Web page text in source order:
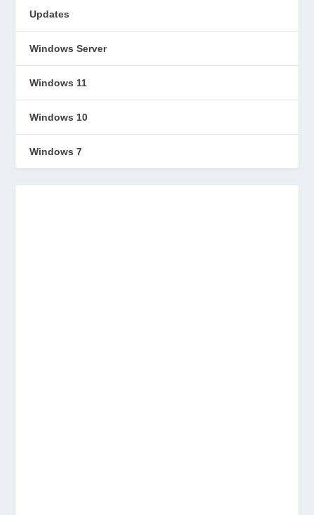
Updates
Windows Server
Windows 11
Windows 10
Windows 7